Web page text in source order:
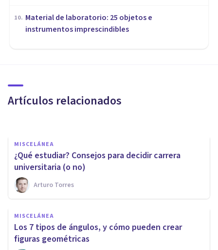
10. Material de laboratorio: 25 objetos e
instrumentos imprescindibles
Artículos relacionados
tu carrera universitaria
MISCELÁNEA
¿Qué estudiar? Consejos para decidir carrera
universitaria (o no)
Arturo Torres
MISCELÁNEA
Los 7 tipos de ángulos, y cómo pueden crear
figuras geométricas
MISCELÁNEA
Cómo hacer mejores
presentaciones de proyecto
con diapositivas